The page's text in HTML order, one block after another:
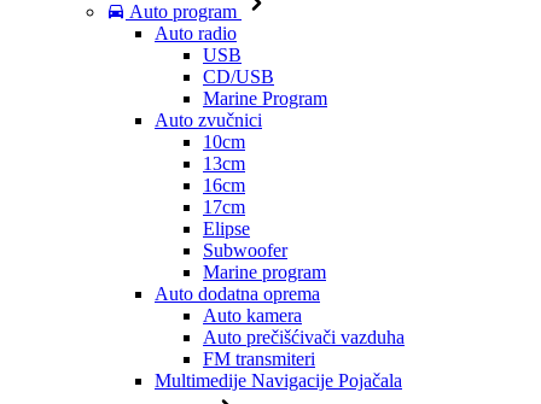
Auto program
Auto radio
USB
CD/USB
Marine Program
Auto zvučnici
10cm
13cm
16cm
17cm
Elipse
Subwoofer
Marine program
Auto dodatna oprema
Auto kamera
Auto prečišćivači vazduha
FM transmiteri
Multimedije Navigacije Pojačala